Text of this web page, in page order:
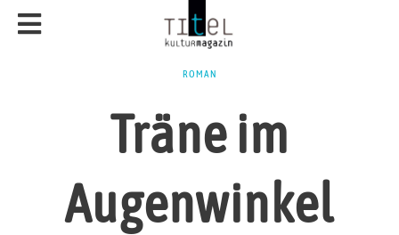
ROMAN
Träne im
Augenwinkel